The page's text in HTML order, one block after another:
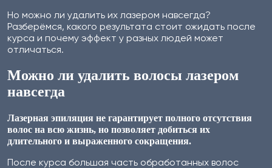
Но можно ли удалить их лазером навсегда?
Разберёмся, какого результата стоит ожидать после
курса и почему эффект у разных людей может
отличаться.
Можно ли удалить волосы лазером
навсегда
Лазерная эпиляция не гарантирует полного отсутствия
волос на всю жизнь, но позволяет добиться их
длительного и выраженного сокращения.
После курса большая часть обработанных волос